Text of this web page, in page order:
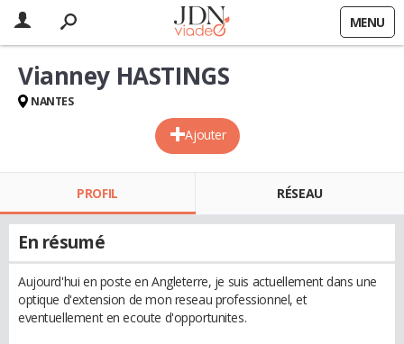
MENU
Ajouter
Vianney HASTINGS
NANTES
PROFIL RÉSEAU
En résumé
Aujourd'hui en poste en Angleterre, je suis actuellement dans une
optique d'extension de mon reseau professionnel, et
eventuellement en ecoute d'opportunites.